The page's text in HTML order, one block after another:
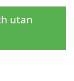
utan